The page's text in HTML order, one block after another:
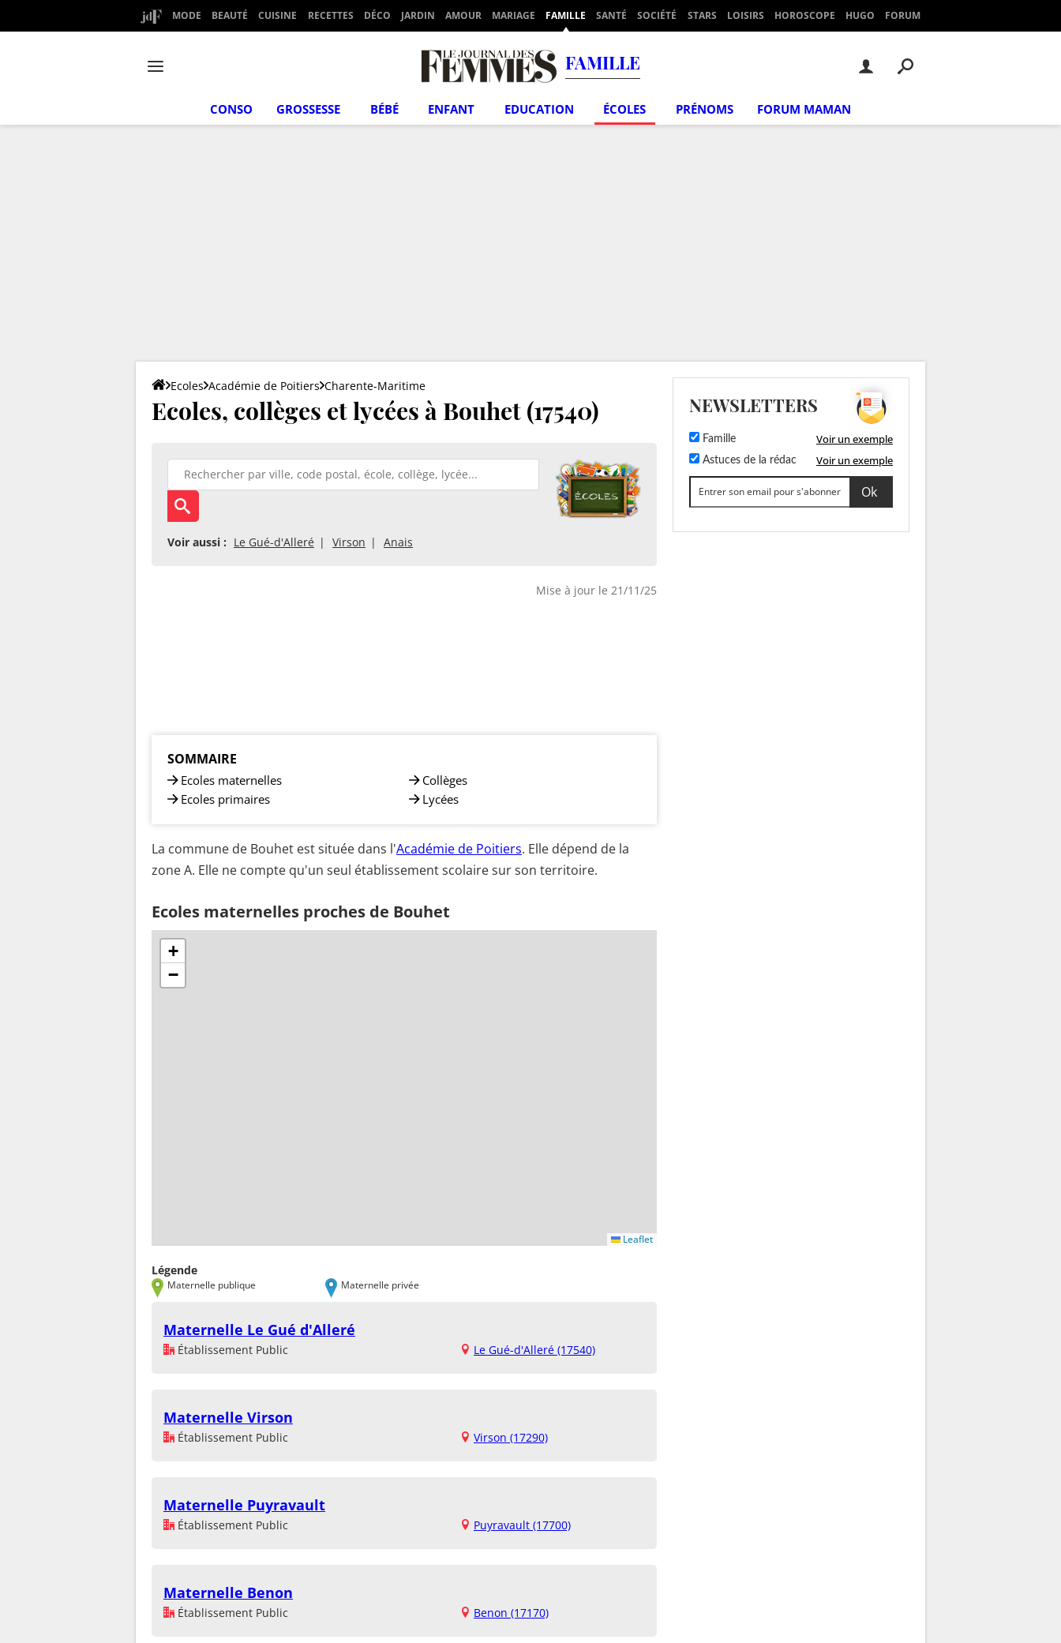
MODE BEAUTÉ CUISINE RECETTES DÉCO JARDIN AMOUR MARIAGE FAMILLE SANTÉ SOCIÉTÉ STARS LOISIRS HOROSCOPE HUGO FORUM
FAMILLE
CONSO GROSSESSE BÉBÉ ENFANT EDUCATION ÉCOLES PRÉNOMS FORUM MAMAN
Ecoles Académie de Poitiers Charente-Maritime
Ecoles, collèges et lycées à Bouhet (17540)
Voir aussi : Le Gué-d'Alleré Virson Anais
Mise à jour le 21/11/25
SOMMAIRE
Ecoles maternelles
Ecoles primaires
Collèges
Lycées
La commune de Bouhet est située dans l'Académie de Poitiers. Elle dépend de la
zone A. Elle ne compte qu'un seul établissement scolaire sur son territoire.
Ecoles maternelles proches de Bouhet
+
−
Leaflet
Légende
Maternelle publique Maternelle privée
Maternelle Le Gué d'Alleré
Établissement Public Le Gué-d'Alleré (17540)
Maternelle Virson
Établissement Public Virson (17290)
Maternelle Puyravault
Établissement Public Puyravault (17700)
Maternelle Benon
Établissement Public Benon (17170)
NEWSLETTERS
Famille Voir un exemple
Astuces de la rédac Voir un exemple